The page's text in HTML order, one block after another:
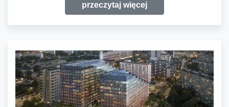
przeczytaj więcej